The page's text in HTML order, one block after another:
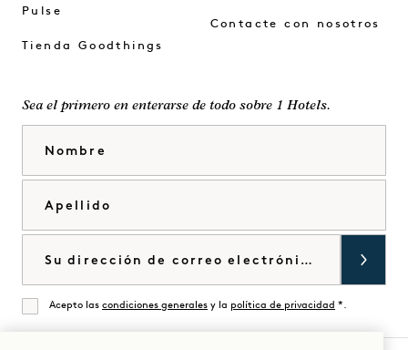
Pulse
Tienda Goodthings
Contacte con nosotros
Sea el primero en enterarse de todo sobre 1 Hotels.
De acuerdo
Acepto las condiciones generales y la política de privacidad *.